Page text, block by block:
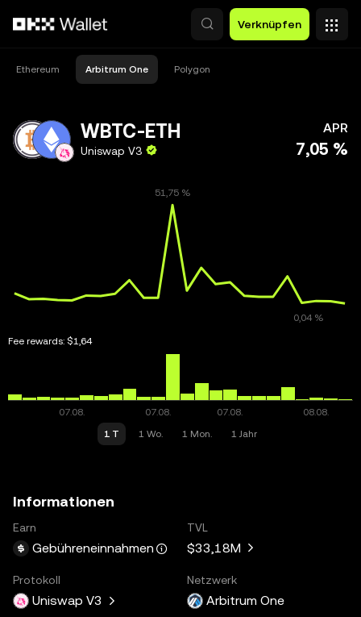
Verknüpfen
Ethereum Arbitrum One Polygon
WBTC-ETH
Uniswap V3
APR
7,05 %
Fee rewards: $1,64
1 T 1 Wo. 1 Mon. 1 Jahr
Informationen
Earn
Gebühreneinnahmen
TVL
$33,18M
Protokoll
Uniswap V3
Netzwerk
Arbitrum One